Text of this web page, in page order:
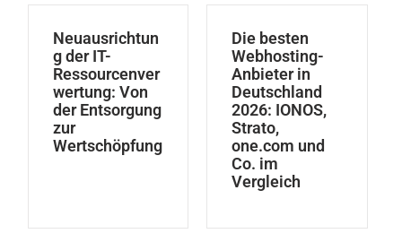
Neuausrichtun
g der IT-
Ressourcenver
wertung: Von
der Entsorgung
zur
Wertschöpfung
Die besten
Webhosting-
Anbieter in
Deutschland
2026: IONOS,
Strato,
one.com und
Co. im
Vergleich